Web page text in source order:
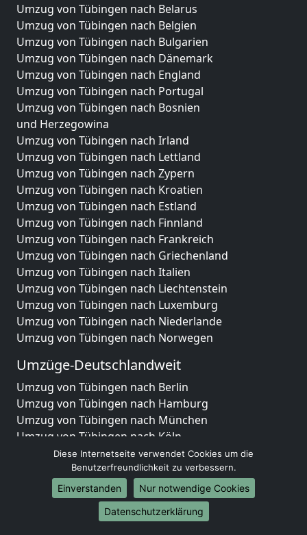
Umzug von Tübingen nach Belarus
Umzug von Tübingen nach Belgien
Umzug von Tübingen nach Bulgarien
Umzug von Tübingen nach Dänemark
Umzug von Tübingen nach England
Umzug von Tübingen nach Portugal
Umzug von Tübingen nach Bosnien
und Herzegowina
Umzug von Tübingen nach Irland
Umzug von Tübingen nach Lettland
Umzug von Tübingen nach Zypern
Umzug von Tübingen nach Kroatien
Umzug von Tübingen nach Estland
Umzug von Tübingen nach Finnland
Umzug von Tübingen nach Frankreich
Umzug von Tübingen nach Griechenland
Umzug von Tübingen nach Italien
Umzug von Tübingen nach Liechtenstein
Umzug von Tübingen nach Luxemburg
Umzug von Tübingen nach Niederlande
Umzug von Tübingen nach Norwegen
Umzüge-Deutschlandweit
Umzug von Tübingen nach Berlin
Umzug von Tübingen nach Hamburg
Umzug von Tübingen nach München
Umzug von Tübingen nach Köln
Umzug von Tübingen nach Frankfurt am Main
Umzug von Tübingen nach Stuttgart
Umzug von Tübingen nach Düsseldorf
Umzug von Tübingen nach Leipzig
Umzug von Tübingen nach Dortmund
Diese Internetseite verwendet Cookies um die
Benutzerfreundlichkeit zu verbessern.
Einverstanden
Nur notwendige Cookies
Datenschutzerklärung